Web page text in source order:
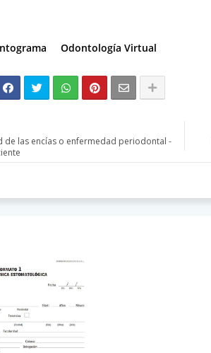
Odontología Virtual
de las encías o enfermedad periodontal -